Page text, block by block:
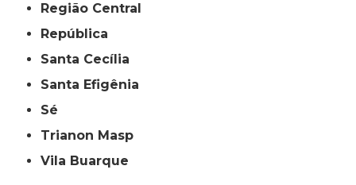
Região Central
República
Santa Cecília
Santa Efigênia
Sé
Trianon Masp
Vila Buarque